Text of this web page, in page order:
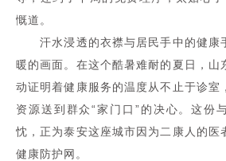
慨道。
汗水浸透的衣襟与居民手中的健康
暖的画面。在这个酷暑难耐的夏日，山
动证明着健康服务的温度从不止于诊室
资源送到群众“家门口”的决心。这份
忱，正为泰安这座城市因为二康人的医
健康防护网。